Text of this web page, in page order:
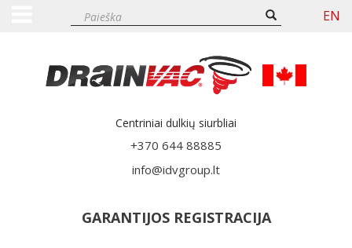
EN
Centriniai dulkių siurbliai
+370 644 88885
info@idvgroup.lt
GARANTIJOS REGISTRACIJA